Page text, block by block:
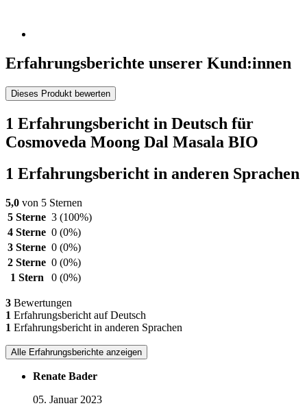
Erfahrungsberichte unserer Kund:innen
Dieses Produkt bewerten
1 Erfahrungsbericht in Deutsch für
Cosmoveda Moong Dal Masala BIO
1 Erfahrungsbericht in anderen Sprachen
5,0 von 5 Sternen
5 Sterne 3 (100%)
4 Sterne 0 (0%)
3 Sterne 0 (0%)
2 Sterne 0 (0%)
1 Stern
0 (0%)
3 Bewertungen
1 Erfahrungsbericht auf Deutsch
1 Erfahrungsbericht in anderen Sprachen
Alle Erfahrungsberichte anzeigen
Renate Bader
05. Januar 2023